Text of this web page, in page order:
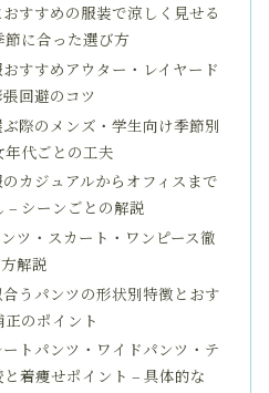
すすめの服装で涼しく見せる
に合った選び方
すすめアウター・レイヤード
回避のコツ
際のメンズ・学生向け季節別
年代ごとの工夫
カジュアルからオフィスまで
– シーンごとの解説
ツ・スカート・ワンピース徹
解説
うパンツの形状別特徴とおす
のポイント
トパンツ・ワイドパンツ・テ
着痩せポイント – 具体的な